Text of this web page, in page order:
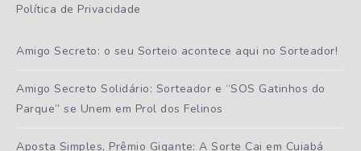
Política de Privacidade
Amigo Secreto: o seu Sorteio acontece aqui no Sorteador!
Amigo Secreto Solidário: Sorteador e “SOS Gatinhos do
Parque” se Unem em Prol dos Felinos
Aposta Simples, Prêmio Gigante: A Sorte Cai em Cuiabá